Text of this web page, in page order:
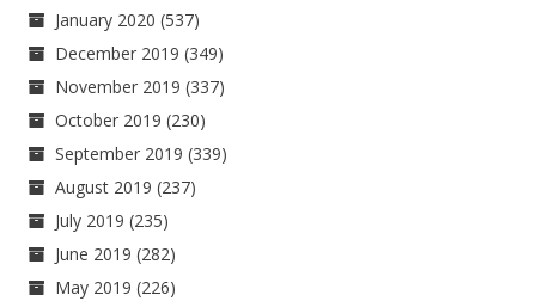
January 2020 (537)
December 2019 (349)
November 2019 (337)
October 2019 (230)
September 2019 (339)
August 2019 (237)
July 2019 (235)
June 2019 (282)
May 2019 (226)